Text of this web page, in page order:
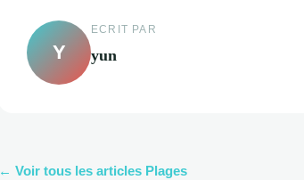
Y
ECRIT PAR
yun
← Voir tous les articles Plages